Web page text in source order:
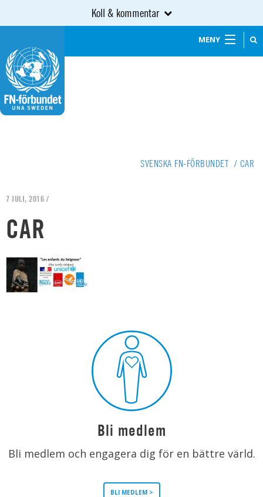
Koll & kommentar
MENY
SVENSKA FN-FÖRBUNDET / CAR
7 JULI, 2016 /
CAR
Bli medlem
Bli medlem och engagera dig för en bättre värld.
BLI MEDLEM >